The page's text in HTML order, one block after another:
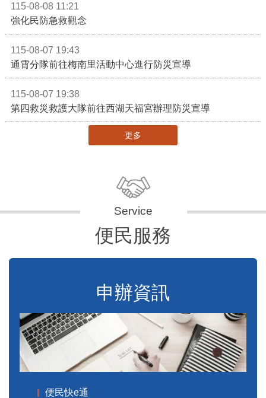
115-08-08 11:21
強化民防急救觀念
115-08-07 19:43
通霄分隊前往梅南里活動中心進行防災宣導
115-08-07 19:38
第四救災救護大隊前往西湖天福宮辦理防災宣導
更多
便民服務
申辦資訊
便民快e通